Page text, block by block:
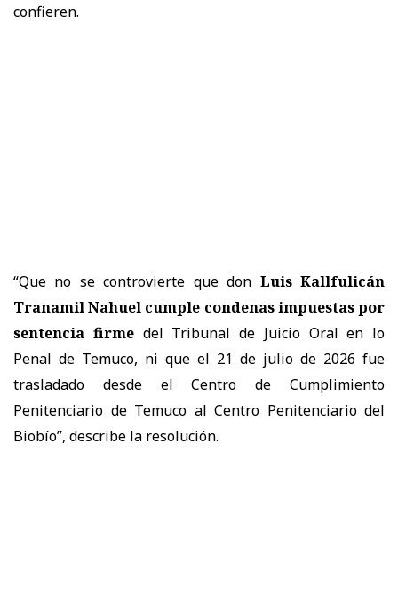
confieren.
“Que no se controvierte que don Luis Kallfulicán
Tranamil Nahuel cumple condenas impuestas por
sentencia firmedel Tribunal de Juicio Oral en lo
Penal de Temuco, ni que el 21 de julio de 2026 fue
trasladado desde el Centro de Cumplimiento
Penitenciario de Temuco al Centro Penitenciario del
Biobío”, describe la resolución.